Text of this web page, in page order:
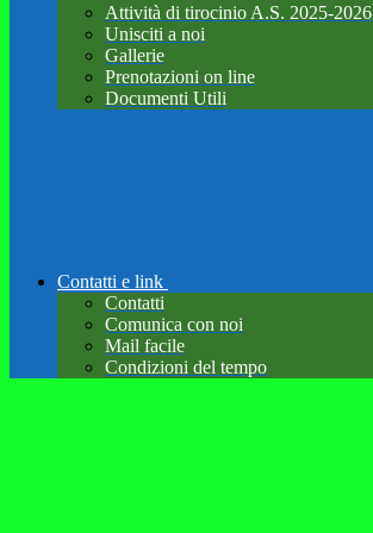
Attività di tirocinio A.S. 2025-2026
Unisciti a noi
Gallerie
Prenotazioni on line
Documenti Utili
Contatti e link
Contatti
Comunica con noi
Mail facile
Condizioni del tempo